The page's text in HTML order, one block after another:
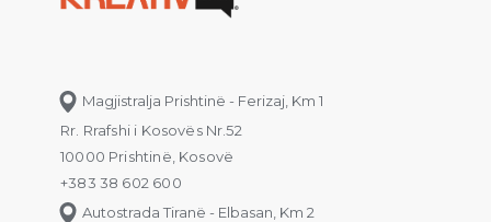
Magjistralja Prishtinë - Ferizaj, Km 1
Rr. Rrafshi i Kosovës Nr.52
10000 Prishtinë, Kosovë
+383 38 602 600
Autostrada Tiranë - Elbasan, Km 2